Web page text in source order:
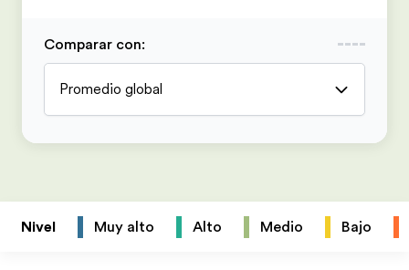
Comparar con:
Promedio global
Nivel Muy alto Alto Medio Bajo